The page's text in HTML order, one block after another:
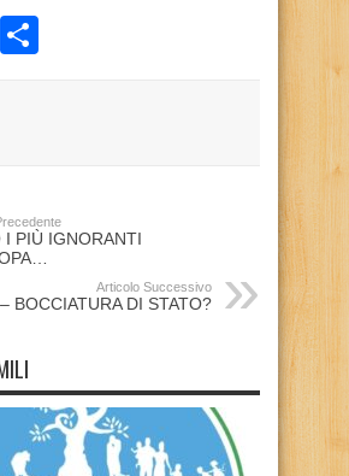
Twitter
I PIÙ IGNORANTI
Articolo Successivo
BOCCIATURA DI STATO?